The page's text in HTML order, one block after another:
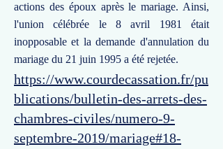
actions des époux après le mariage. Ainsi,
l'union célébrée le 8 avril 1981 était
inopposable et la demande d'annulation du
mariage du 21 juin 1995 a été rejetée.
https://www.courdecassation.fr/pu
blications/bulletin-des-arrets-des-
chambres-civiles/numero-9-
septembre-2019/mariage#18-